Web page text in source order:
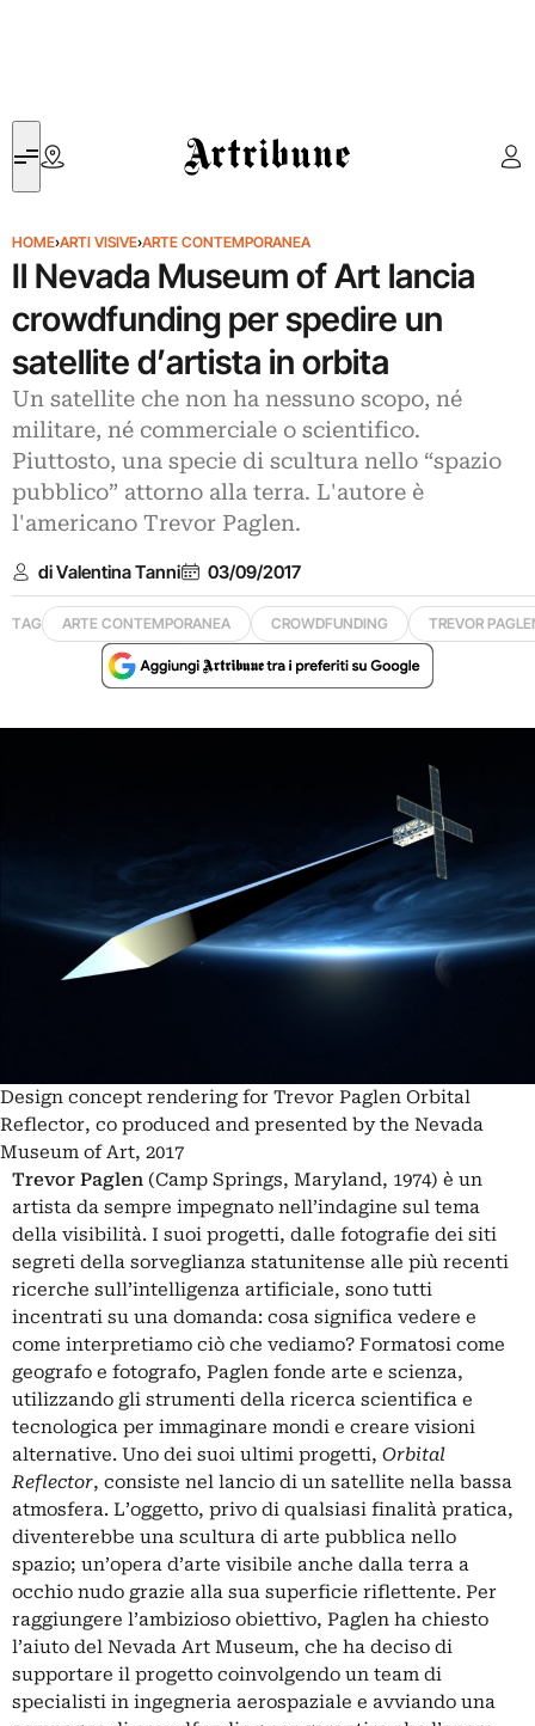
Artribune
HOME›ARTI VISIVE›ARTE CONTEMPORANEA
Il Nevada Museum of Art lancia
crowdfunding per spedire un
satellite d’artista in orbita
Un satellite che non ha nessuno scopo, né
militare, né commerciale o scientifico.
Piuttosto, una specie di scultura nello “spazio
pubblico” attorno alla terra. L'autore è
l'americano Trevor Paglen.
di Valentina Tanni 03/09/2017
TAG ARTE CONTEMPORANEA CROWDFUNDING TREVOR
Design concept rendering for Trevor Paglen Orbital
Reflector, co produced and presented by the Nevada
Museum of Art, 2017
Trevor Paglen (Camp Springs, Maryland, 1974) è un
artista da sempre impegnato nell’indagine sul tema
della visibilità. I suoi progetti, dalle fotografie dei siti
segreti della sorveglianza statunitense alle più recenti
ricerche sull’intelligenza artificiale, sono tutti
incentrati su una domanda: cosa significa vedere e
come interpretiamo ciò che vediamo? Formatosi come
geografo e fotografo, Paglen fonde arte e scienza,
utilizzando gli strumenti della ricerca scientifica e
tecnologica per immaginare mondi e creare visioni
alternative. Uno dei suoi ultimi progetti, Orbital
Reflector, consiste nel lancio di un satellite nella bassa
atmosfera. L’oggetto, privo di qualsiasi finalità pratica,
diventerebbe una scultura di arte pubblica nello
spazio; un’opera d’arte visibile anche dalla terra a
occhio nudo grazie alla sua superficie riflettente. Per
raggiungere l’ambizioso obiettivo, Paglen ha chiesto
l’aiuto del Nevada Art Museum, che ha deciso di
supportare il progetto coinvolgendo un team di
specialisti in ingegneria aerospaziale e avviando una